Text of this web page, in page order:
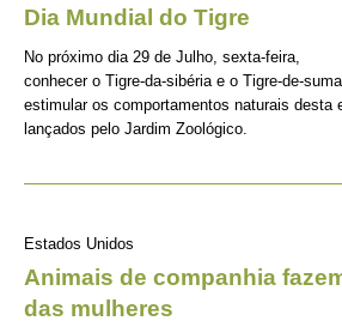
Dia Mundial do Tigre
No próximo dia 29 de Julho, sexta-feira,
conhecer o Tigre-da-sibéria e o Tigre-de-
estimular os comportamentos naturais desta
lançados pelo Jardim Zoológico.
Estados Unidos
Animais de companhia
das mulheres